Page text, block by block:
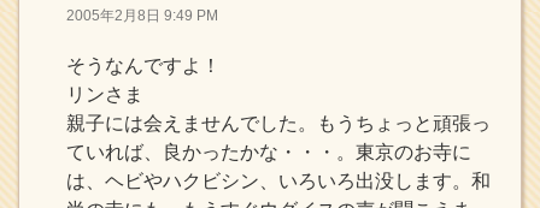
2005年2月8日 9:49 PM
そうなんですよ！
リンさま
親子には会えませんでした。もうちょっと頑張っ
ていれば、良かったかな・・・。東京のお寺に
は、ヘビやハクビシン、いろいろ出没します。和